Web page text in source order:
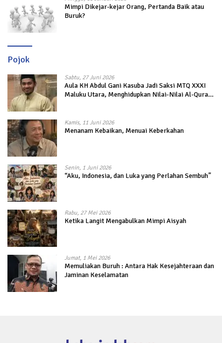
Mimpi Dikejar-kejar Orang, Pertanda Baik atau
Buruk?
Pojok
Sabtu, 27 Juni 2026
Aula KH Abdul Gani Kasuba Jadi Saksi MTQ XXXI
Maluku Utara, Menghidupkan Nilai-Nilai Al-Quran
Kamis, 11 Juni 2026
Menanam Kebaikan, Menuai Keberkahan
Senin, 1 Juni 2026
“Aku, Indonesia, dan Luka yang Perlahan Sembuh”
Rabu, 27 Mei 2026
Ketika Langit Mengabulkan Mimpi Aisyah
Jumat, 1 Mei 2026
Memuliakan Buruh : Antara Hak Kesejahteraan dan
Jaminan Keselamatan